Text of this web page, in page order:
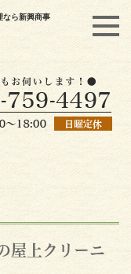
なら新興商事
屋上クリーニ